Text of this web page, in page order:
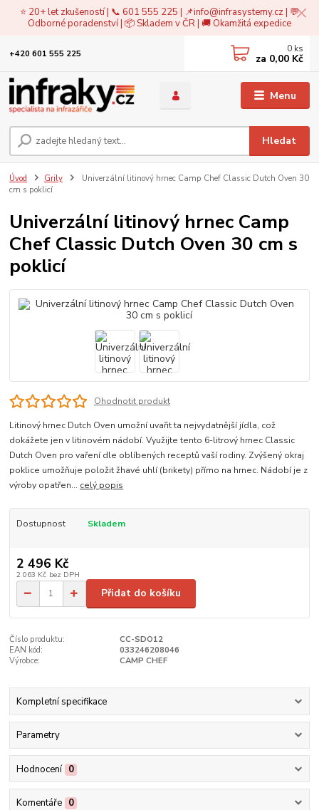
⭐ 20+ let zkušeností | 📞 601 555 225 | 📌info@infrasystemy.cz| 💬
Odborné poradenství | 📦 Skladem v ČR | 🚚 Okamžitá expedice
Menu
Hledat
+420 601 555 225 0 ks
za 0,00 Kč
Úvod Grily
Univerzální litinový hrnec Camp Chef Classic Dutch Oven 30
cm s poklicí
Univerzální litinový hrnec Camp
Chef Classic Dutch Oven 30 cm s
poklicí
Ohodnotit produkt
Litinový hrnec Dutch Oven umožní uvařit ta nejvydatnější jídla, což
dokážete jen v litinovém nádobí. Využijte tento 6-litrový hrnec Classic
Dutch Oven pro vaření dle oblíbených receptů vaší rodiny. Zvýšený okraj
poklice umožňuje položit žhavé uhlí (brikety) přímo na hrnec. Nádobí je z
výroby opatřen... celý popis
Dostupnost Skladem
2 496 Kč
2 063 Kč bez DPH
Přidat do košíku
Číslo produktu:
CC-SDO12
EAN kód:
033246208046
Výrobce:
CAMP CHEF
Kompletní specifikace
Parametry
Hodnocení 0
Komentáře 0